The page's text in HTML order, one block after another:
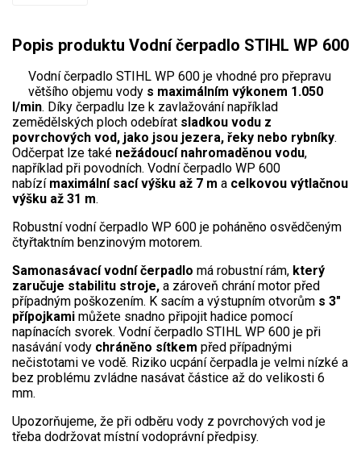
Motorové pily
Benzínové pily
Aku pily
Elektrické pily
Jednoruční pily
AKU zahradní technika
Aku křovinořezy a vyžínače
Aku pily
Aku sekačky
Aku STIHL
Aku AL-KO
Štípačka na dřevo
Popis produktu Vodní čerpadlo STIHL WP 600
Vodní čerpadlo STIHL WP 600 je vhodné pro přepravu
většího objemu vody s maximálním výkonem 1.050
l/min. Díky čerpadlu lze k zavlažování například
zemědělských ploch odebírat sladkou vodu z
povrchových vod, jako jsou jezera, řeky nebo rybníky.
Odčerpat lze také nežádoucí nahromaděnou vodu,
například při povodních. Vodní čerpadlo WP 600
nabízí maximální sací výšku až 7 m a celkovou výtlačnou
výšku až 31 m.
Robustní vodní čerpadlo WP 600 je poháněno osvědčeným
čtyřtaktním benzinovým motorem.
Samonasávací vodní čerpadlo má robustní rám, který
zaručuje stabilitu stroje, a zároveň chrání motor před
případným poškozením. K sacím a výstupním otvorům s 3"
přípojkami můžete snadno připojit hadice pomocí
napínacích svorek. Vodní čerpadlo STIHL WP 600 je při
nasávání vody chráněno sítkem před případnými
nečistotami ve vodě. Riziko ucpání čerpadla je velmi nízké a
bez problému zvládne nasávat částice až do velikosti 6
mm.
Upozorňujeme, že při odběru vody z povrchových vod je
třeba dodržovat místní vodoprávní předpisy.